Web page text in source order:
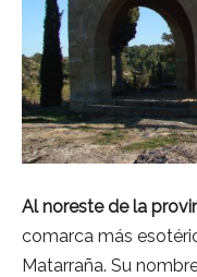
Al noreste de la
comarca más
Matarraña. Su